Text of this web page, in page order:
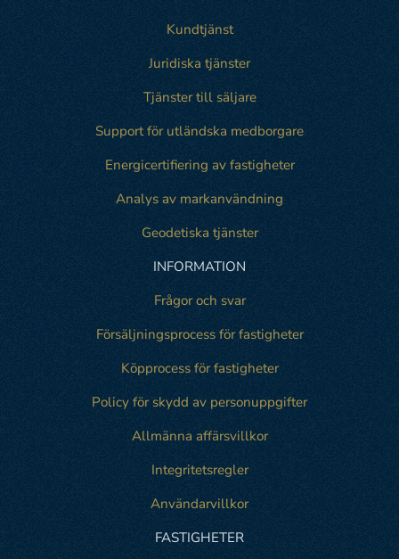
Kundtjänst
Juridiska tjänster
Tjänster till säljare
Support för utländska medborgare
Energicertifiering av fastigheter
Analys av markanvändning
Geodetiska tjänster
INFORMATION
Frågor och svar
Försäljningsprocess för fastigheter
Köpprocess för fastigheter
Policy för skydd av personuppgifter
Allmänna affärsvillkor
Integritetsregler
Användarvillkor
FASTIGHETER